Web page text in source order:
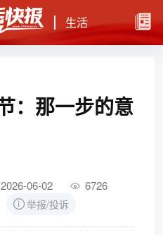
生活
：那一步的意
2026-06-02 6726
举报/投诉